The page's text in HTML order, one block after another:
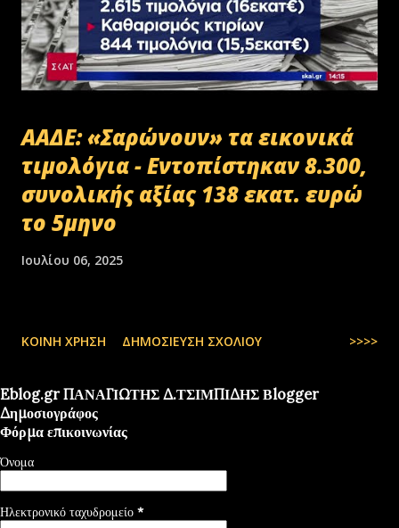
ΑΑΔΕ: «Σαρώνουν» τα εικονικά
τιμολόγια - Εντοπίστηκαν 8.300,
συνολικής αξίας 138 εκατ. ευρώ
το 5μηνο
Ιουλίου 06, 2025
ΚΟΙΝΉ ΧΡΉΣΗ ΔΗΜΟΣΊΕΥΣΗ ΣΧΟΛΊΟΥ >>>>
Eblog.gr ΠΑΝΑΓΙΩΤΗΣ Δ.ΤΣΙΜΠΙΔΗΣ Βlogger
Δημοσιογράφος
Φόρμα επικοινωνίας
Όνομα
Ηλεκτρονικό ταχυδρομείο *